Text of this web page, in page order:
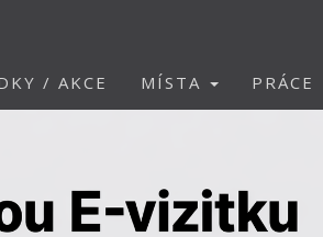
/ AKCE MÍSTA PRÁCE